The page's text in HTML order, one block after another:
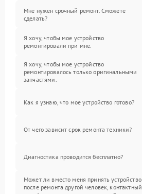
Мне нужен срочный ремонт. Сможете
сделать?
Я хочу, чтобы мое устройство
ремонтировали при мне.
Я хочу, чтобы мое устройство
ремонтировалось только оригинальными
запчастями.
Как я узнаю, что мое устройство готово?
От чего зависит срок ремонта техники?
Диагностика проводится бесплатно?
Может ли вместо меня принять устройство
после ремонта другой человек, контактный